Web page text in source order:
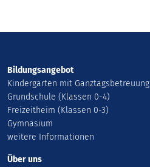
Bildungsangebot
Kindergarten mit Ganztagsbetreuung
Grundschule (Klassen 0-4)
Freizeitheim (Klassen 0-3)
Gymnasium
weitere Informationen
Über uns